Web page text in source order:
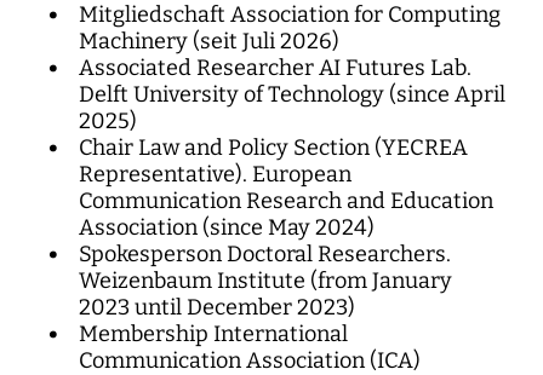
Mitgliedschaft Association for Computing
Machinery (seit Juli 2026)
Associated Researcher AI Futures Lab.
Delft University of Technology (since April
2025)
Chair Law and Policy Section (YECREA
Representative). European
Communication Research and Education
Association (since May 2024)
Spokesperson Doctoral Researchers.
Weizenbaum Institute (from January
2023 until December 2023)
Membership International
Communication Association (ICA)